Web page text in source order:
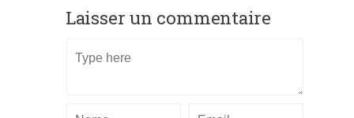
Laisser un commentaire